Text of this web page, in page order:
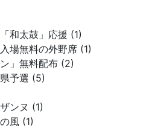
和太鼓」応援 (1)
場無料の外野席 (1)
」無料配布 (2)
予選 (5)
ンヌ (1)
風 (1)